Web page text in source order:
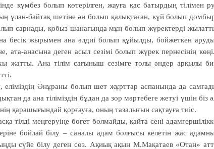
күмбез болып көтерілген, жауға қас батырдың тілімен
ұлан-байтақ шетіне ән болып қалықтаған, күй болып
сарнады, қобыз шанағында мұң болып жүректерді
бесік жырымен ана әлдиі болып құйылды, бойжеткен
ата-анасына деген асыл сезімі болып жүрек пернесінің
жатты. Ана тілім сағыныш сезімге толы әндер арқылы
еліміздің Әнұраны болып шет жұрттар аспанында да
да ана тіліміздің бұдан да зор мәртебеге жетуі үшін біз
қарашығындай қорғауға, оның тазалығын сақтауға тиіс.
тілді меңгеруіңе бөгет болмайды, қайта сені
бойлай білу – саналы адам болғысы келетін жас
сүйе білу деген сөз. Ақиық ақын М.Мақатаев «Отан»